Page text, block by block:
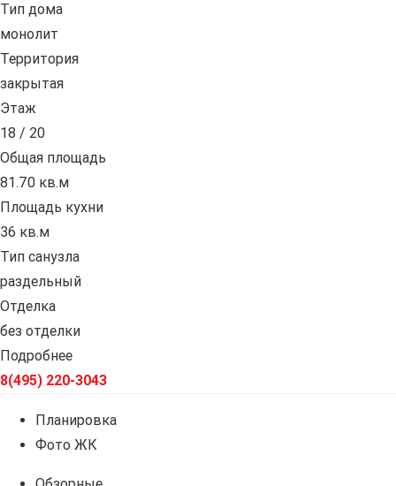
Тип дома
монолит
Территория
закрытая
Этаж
18 / 20
Общая площадь
81.70 кв.м
Площадь кухни
36 кв.м
Тип санузла
раздельный
Отделка
без отделки
Подробнее
8(495) 220-3043
Планировка
Фото ЖК